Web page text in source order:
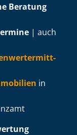
Beratung
| auch
in